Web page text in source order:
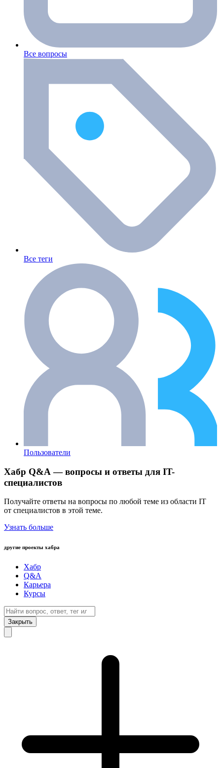
Все вопросы
Все теги
Пользователи
Хабр Q&A — вопросы и ответы для IT-
специалистов
Получайте ответы на вопросы по любой теме из области IT
от специалистов в этой теме.
Узнать больше
другие проекты хабра
Хабр
Q&A
Карьера
Курсы
Закрыть